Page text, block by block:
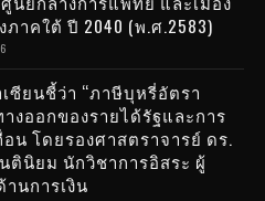
าคใต้ ปี 2040 (พ.ศ.2583)
ซียนชี้ว่า “ภาษีบุหรี่อัตรา
างออกของรายได้รัฐและการ
น โดยรองศาสตราจารย์ ดร.
ตินิยม นักวิชาการอิสระ ผู้
นการเงิน